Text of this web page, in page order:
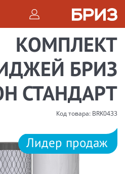
КОМПЛЕКТ
БРИЗ
СТАНДАРТ
Код товара: BRK0433
Лидер продаж